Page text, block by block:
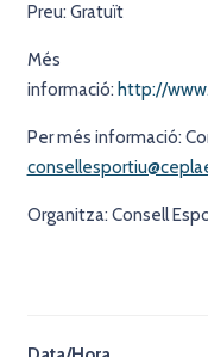
Preu: Gratuït
Més
informació: http://
Per més informació:
Organitza: Consell